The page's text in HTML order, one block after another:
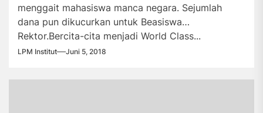
menggait mahasiswa manca negara. Sejumlah
dana pun dikucurkan untuk Beasiswa
Rektor.Bercita-cita menjadi World Class...
LPM Institut Juni 5, 2018